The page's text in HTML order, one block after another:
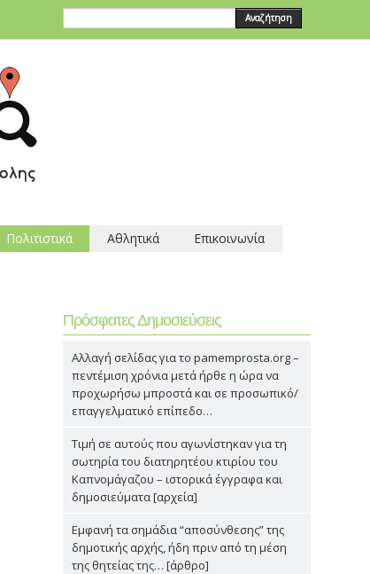
Αναζήτηση
Πολιτιστικά Αθλητικά Επικοινωνία
Πρόσφατες Δημοσιεύσεις
Αλλαγή σελίδας για το pamemprosta.org –
πεντέμιση χρόνια μετά ήρθε η ώρα να
προχωρήσω μπροστά και σε προσωπικό/
επαγγελματικό επίπεδο…
Τιμή σε αυτούς που αγωνίστηκαν για τη
σωτηρία του διατηρητέου κτιρίου του
Καπνομάγαζου – ιστορικά έγγραφα και
δημοσιεύματα [αρχεία]
Εμφανή τα σημάδια “αποσύνθεσης” της
δημοτικής αρχής, ήδη πριν από τη μέση
της θητείας της… [άρθρο]